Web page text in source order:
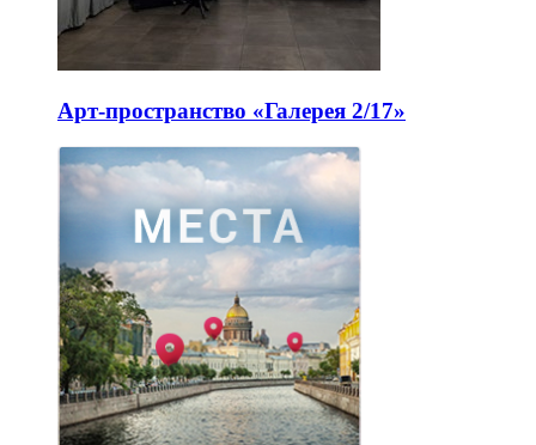
Арт-пространство «Галерея 2/17»